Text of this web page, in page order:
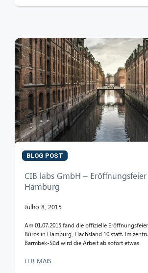
BLOG POST
CIB labs GmbH –
Hamburg
Julho 8, 2015
Am 01.07.2015 fand die offizielle
Büros in Hamburg, Flachsland 10 statt. Im
Barmbek-Süd wird die Arbeit ab sofort etwas
LER MAIS